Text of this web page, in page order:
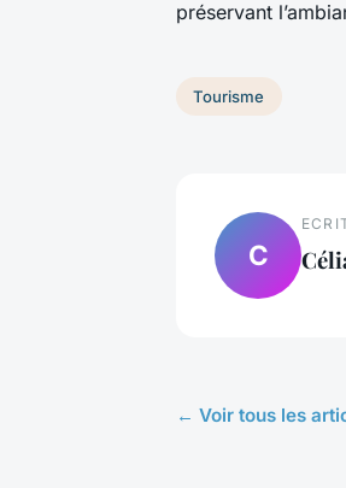
préservant
Tourisme
C
← Voir tous les